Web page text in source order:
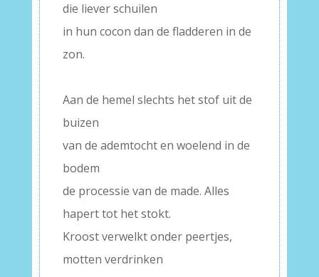
die liever schuilen
in hun cocon dan de fladderen in de
zon.
Aan de hemel slechts het stof uit de
buizen
van de ademtocht en woelend in de
bodem
de processie van de made. Alles
hapert tot het stokt.
Kroost verwelkt onder peertjes,
motten verdrinken